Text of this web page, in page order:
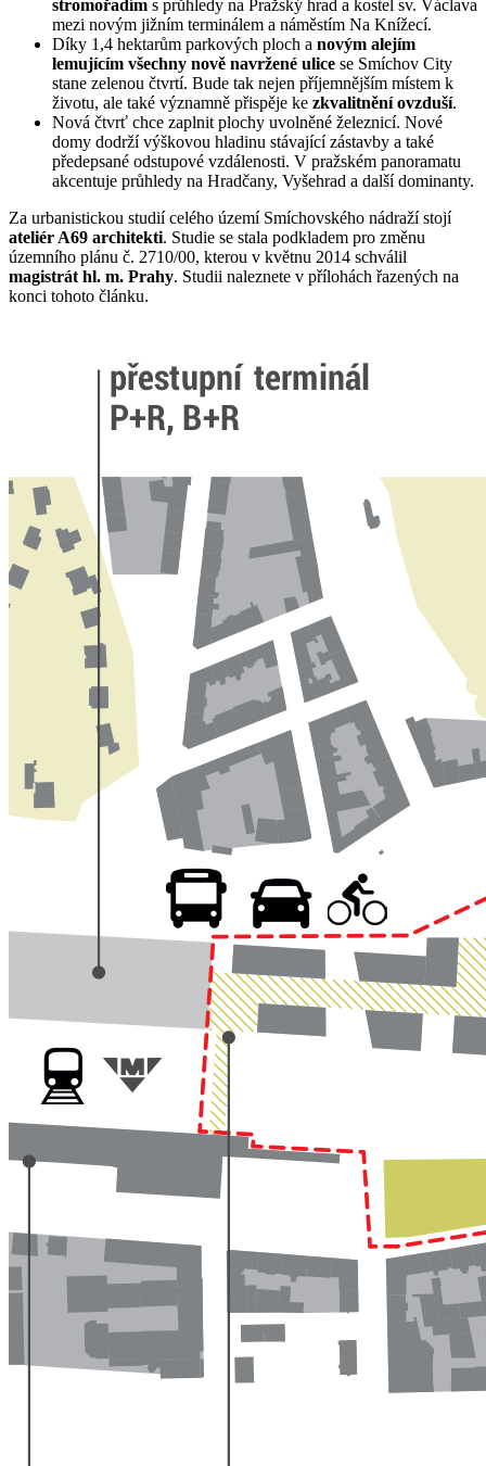
stromořadím s průhledy na Pražský hrad a kostel sv. Václava
mezi novým jižním terminálem a náměstím Na Knížecí.
Díky 1,4 hektarům parkových ploch a novým alejím
lemujícím všechny nově navržené ulice se Smíchov City
stane zelenou čtvrtí. Bude tak nejen příjemnějším místem k
životu, ale také významně přispěje ke zkvalitnění ovzduší.
Nová čtvrť chce zaplnit plochy uvolněné železnicí. Nové
domy dodrží výškovou hladinu stávající zástavby a také
předepsané odstupové vzdálenosti. V pražském panoramatu
akcentuje průhledy na Hradčany, Vyšehrad a další dominanty.
Za urbanistickou studií celého území Smíchovského nádraží stojí
ateliér A69 architekti. Studie se stala podkladem pro změnu
územního plánu č. 2710/00, kterou v květnu 2014 schválil
magistrát hl. m. Prahy. Studii naleznete v přílohách řazených na
konci tohoto článku.